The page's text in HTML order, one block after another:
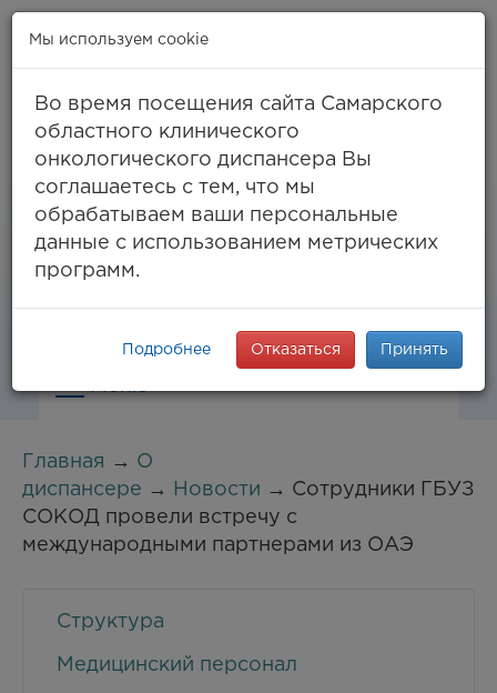
Самара, ул. Солнечная, 50
(тел. единый call-центр),
994-03-99факс
info@samaraonko.ru
Главная → О
диспансере → Новости → Сотрудники ГБУЗ
СОКОД провели встречу с
международными партнерами из ОАЭ
Структура
Медицинский персонал
Мы используем cookie
Во время посещения сайта Самарского
областного клинического
онкологического диспансера Вы
соглашаетесь с тем, что мы
обрабатываем ваши персональные
данные с использованием метрических
программ.
Подробнее Отказаться Принять